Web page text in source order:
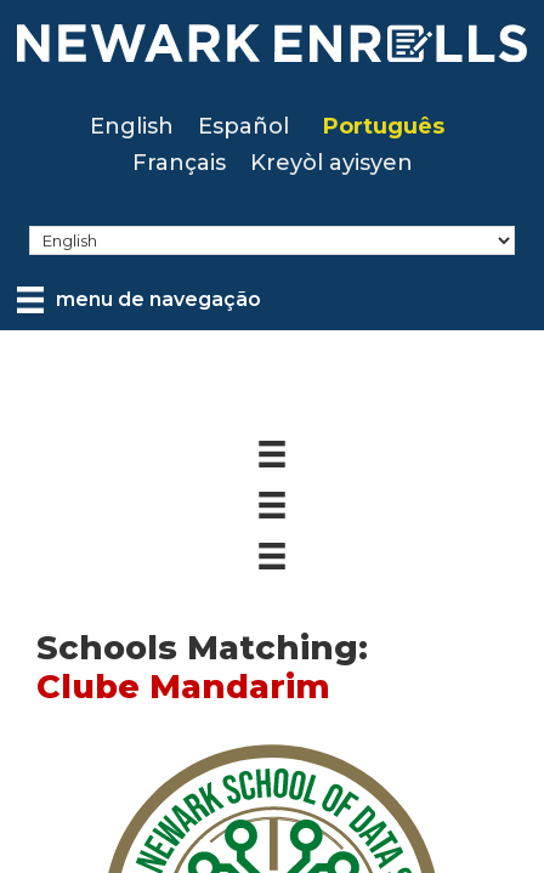
Skip
English Español
Português
Français
Kreyòl ayisyen
menu de navegação
Schools Matching:
Clube Mandarim